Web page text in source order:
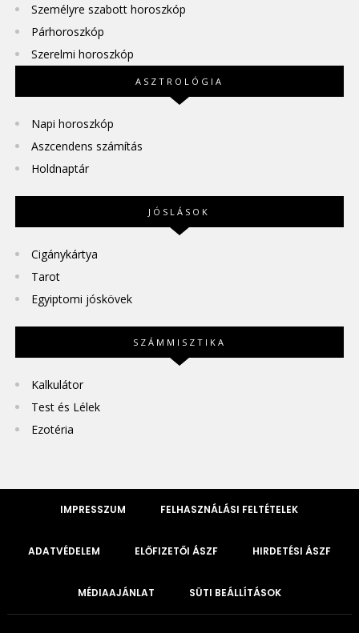
Személyre szabott horoszkóp
Párhoroszkóp
Szerelmi horoszkóp
ASZTROLÓGIA
Napi horoszkóp
Aszcendens számítás
Holdnaptár
JÓSLÁSOK
Cigánykártya
Tarot
Egyiptomi jóskövek
SZÁMMISZTIKA
Kalkulátor
Test és Lélek
Ezotéria
IMPRESSZUM FELHASZNÁLÁSI FELTÉTELEK
ADATVÉDELEM ELŐFIZETŐI ÁSZF HIRDETÉSI ÁSZF
MÉDIAAJÁNLAT SÜTI BEÁLLÍTÁSOK